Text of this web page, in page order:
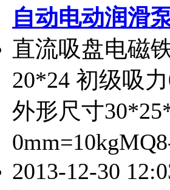
自动电动润滑
直流吸盘电磁
20*24 初级吸
外形尺寸
2013-12-30